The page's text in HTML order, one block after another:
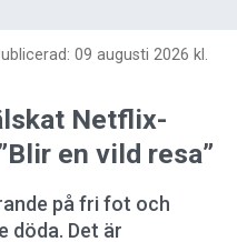
09 augusti 2026 kl.
Netflix-
en vild resa”
på fri fot och
döda. Det är